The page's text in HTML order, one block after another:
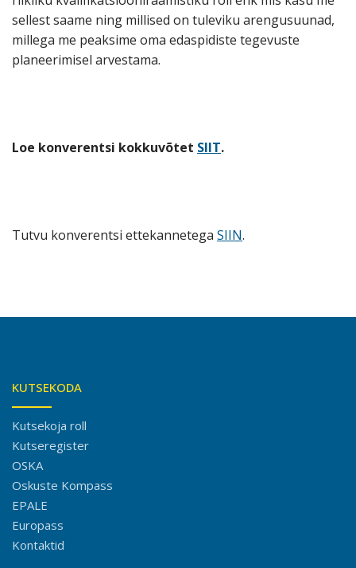
sellest saame ning millised on tuleviku arengusuunad,
millega me peaksime oma edaspidiste tegevuste
planeerimisel arvestama.
Loe konverentsi kokkuvõtet SIIT.
Tutvu konverentsi ettekannetega SIIN.
KUTSEKODA
Kutsekoja roll
Kutseregister
OSKA
Oskuste Kompass
EPALE
Europass
Kontaktid